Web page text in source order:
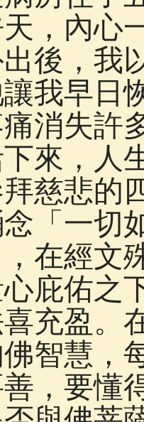
，內心
後，我
我早日
消失許
來，人
慈悲的
「一切
在經文
庇佑之
充盈。
智慧，
善，要懂